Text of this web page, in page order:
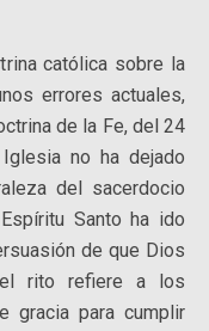
católica sobre la
errores actuales,
de la Fe, del 24
no ha dejado
del sacerdocio
Santo ha ido
de que Dios
rito refiere a los
gracia para cumplir